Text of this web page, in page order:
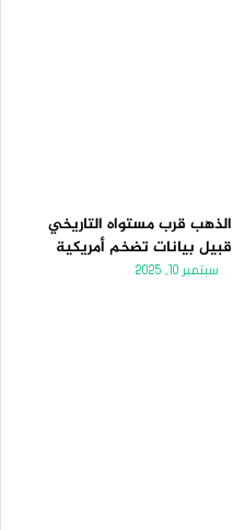
الذهب قرب مستواه التاريخي
قبيل بيانات تضخم أمريكية
سبتمبر 10, 2025